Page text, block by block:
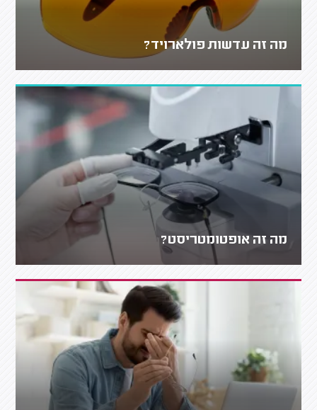
מה זה עדשות פולארויד?
מה זה אופטומטריסט?